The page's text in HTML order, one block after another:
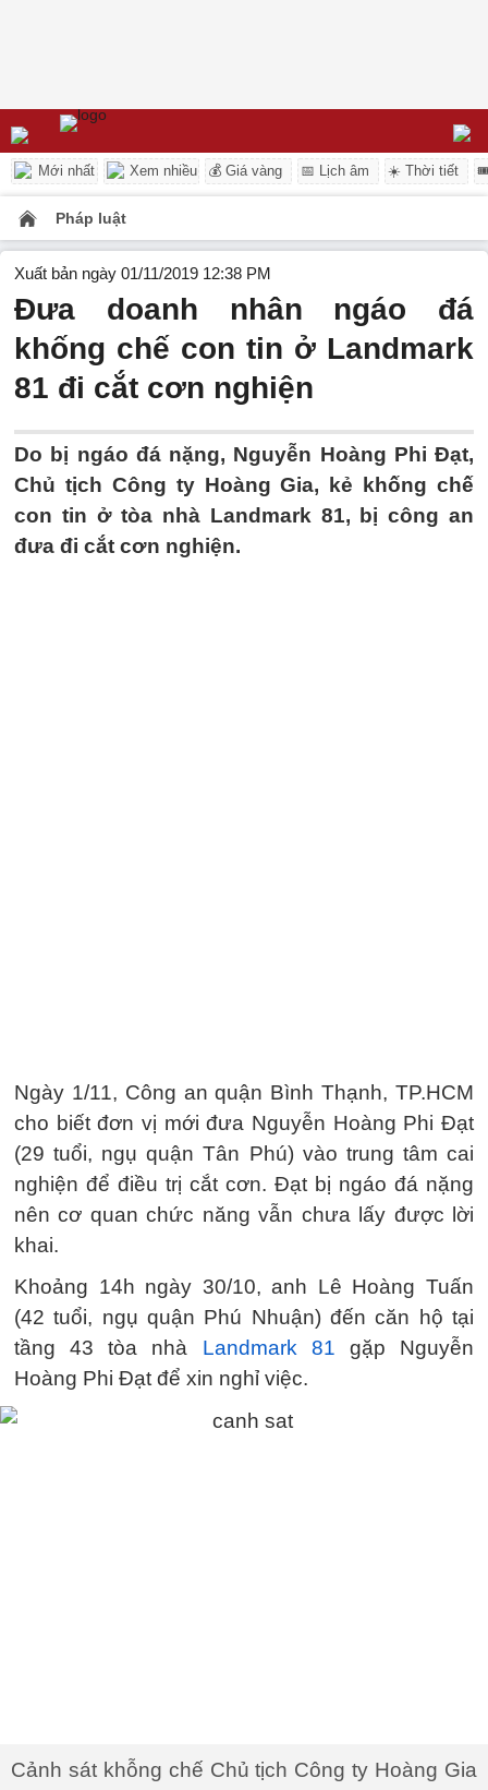
Mới nhất Xem nhiều 💰 Giá vàng 📅 Lịch âm ☀️ Thời tiết
Pháp luật
Xuất bản ngày 01/11/2019 12:38 PM
Đưa doanh nhân ngáo đá
khống chế con tin ở Landmark
81 đi cắt cơn nghiện
Do bị ngáo đá nặng, Nguyễn Hoàng Phi Đạt,
Chủ tịch Công ty Hoàng Gia, kẻ khống chế
con tin ở tòa nhà Landmark 81, bị công an
đưa đi cắt cơn nghiện.
Ngày 1/11, Công an quận Bình Thạnh, TP.HCM
cho biết đơn vị mới đưa Nguyễn Hoàng Phi Đạt
(29 tuổi, ngụ quận Tân Phú) vào trung tâm cai
nghiện để điều trị cắt cơn. Đạt bị ngáo đá nặng
nên cơ quan chức năng vẫn chưa lấy được lời
khai.
Khoảng 14h ngày 30/10, anh Lê Hoàng Tuấn
(42 tuổi, ngụ quận Phú Nhuận) đến căn hộ tại
tầng 43 tòa nhà Landmark 81 gặp Nguyễn
Hoàng Phi Đạt để xin nghỉ việc.
Cảnh sát khỗng chế Chủ tịch Công ty Hoàng Gia